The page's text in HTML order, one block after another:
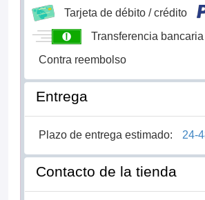
Tarjeta de débito / crédito
Transferencia bancaria
Contra reembolso
Entrega
Plazo de entrega estimado: 24-
Contacto de la tienda